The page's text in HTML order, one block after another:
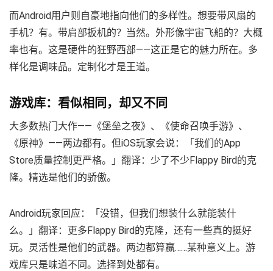
而Android用户则自豪地指向他们的多样性。想要带风扇的
手机？有。带肩部扳机的？当然。外形像宇宙飞船的？大概
率也有。这是硬件的狂野西部——这正是它的魅力所在。多
样化是调味品。定制化才是王道。
游戏库：看似相同，却又不同
大多数热门大作——《堡垒之夜》、《使命召唤手游》、
《原神》——两边都有。但iOS玩家会说：「我们的App
Store质量控制更严格。」翻译：少了不少Flappy Bird的克
隆。精选是他们的骄傲。
Android玩家回应：「没错，但我们想装什么就能装什
么。」翻译：更多Flappy Bird的克隆，还有一些真的挺好
玩。灵活性是他们的武器。两边都算赢……某种意义上。游
戏库只是味道不同。选择到处都有。